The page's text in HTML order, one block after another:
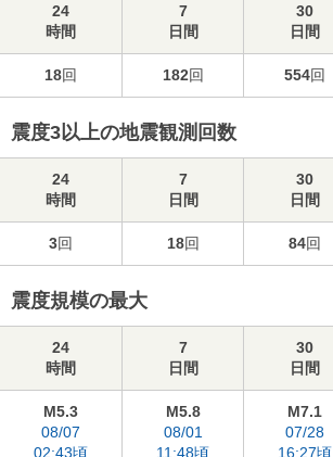
24
時間
7
日間
30
日間
18回 182回 554回
震度3以上の地震観測回数
24
時間
7
日間
30
日間
3回 18回 84回
震度規模の最大
24
時間
7
日間
30
日間
M5.3
08/07
02:43頃
M5.8
08/01
11:48頃
M7.1
07/28
16:27頃